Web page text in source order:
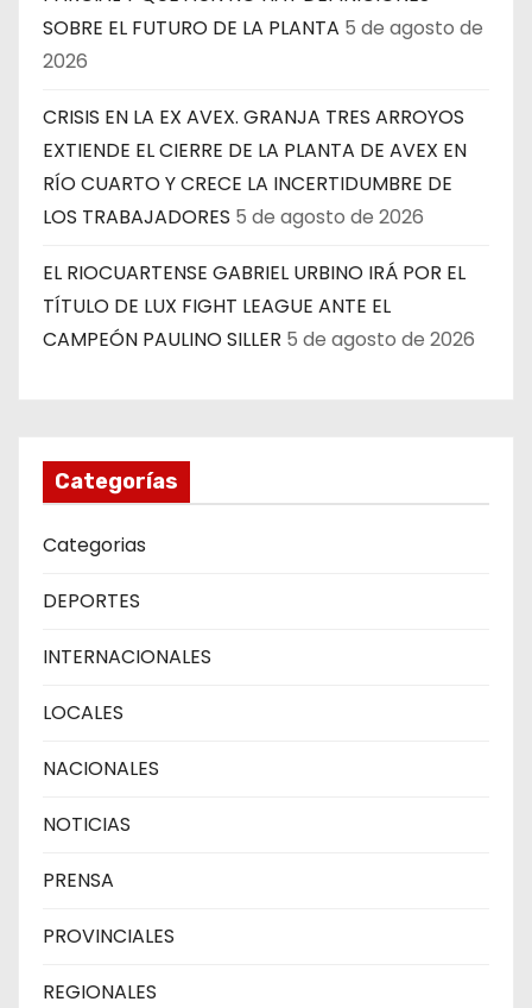
SOBRE EL FUTURO DE LA PLANTA 5 de agosto de
2026
CRISIS EN LA EX AVEX. GRANJA TRES ARROYOS
EXTIENDE EL CIERRE DE LA PLANTA DE AVEX EN
RÍO CUARTO Y CRECE LA INCERTIDUMBRE DE
LOS TRABAJADORES 5 de agosto de 2026
EL RIOCUARTENSE GABRIEL URBINO IRÁ POR EL
TÍTULO DE LUX FIGHT LEAGUE ANTE EL
CAMPEÓN PAULINO SILLER 5 de agosto de 2026
Categorías
Categorias
DEPORTES
INTERNACIONALES
LOCALES
NACIONALES
NOTICIAS
PRENSA
PROVINCIALES
REGIONALES